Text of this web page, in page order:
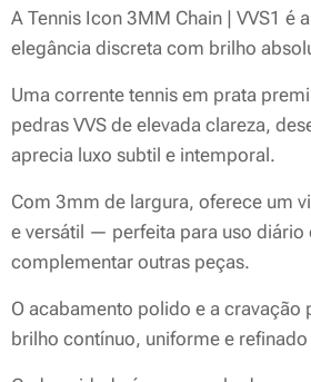
A Tennis Icon 3MM Chain | VVS1 é
elegância discreta com brilho
Uma corrente tennis em prata
pedras VVS de elevada clareza,
aprecia luxo subtil e intemporal.
Com 3mm de largura, oferece um
e versátil — perfeita para uso diário
complementar outras peças.
O acabamento polido e a cravação
brilho contínuo, uniforme e